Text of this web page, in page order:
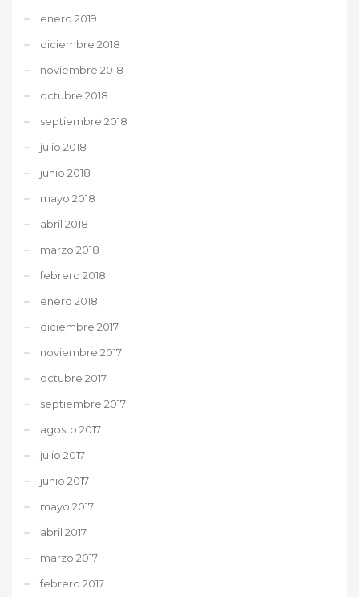
enero 2019
diciembre 2018
noviembre 2018
octubre 2018
septiembre 2018
julio 2018
junio 2018
mayo 2018
abril 2018
marzo 2018
febrero 2018
enero 2018
diciembre 2017
noviembre 2017
octubre 2017
septiembre 2017
agosto 2017
julio 2017
junio 2017
mayo 2017
abril 2017
marzo 2017
febrero 2017